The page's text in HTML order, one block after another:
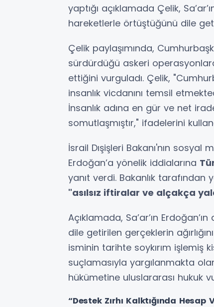
yaptığı açıklamada Çelik,
hareketlerle örtüştüğünü dile
Çelik paylaşımında,
sürdürdüğü askeri
ettiğini vurguladı. Çelik,
insanlık vicdanını temsil
İnsanlık adına en gür ve net
somutlaşmıştır," ifadelerini
İsrail Dışişleri Bakanı'nın
Erdoğan’a yönelik iddialarına
yanıt verdi. Bakanlık tarafından
"asılsız iftiralar ve alçakça
Açıklamada, Sa’ar’ın
dile getirilen gerçeklerin
isminin tarihte soykırım işlemiş
suçlamasıyla yargılanmakta
hükümetine uluslararası hukuk
“Destek Zırhı Kalktığında Hesap